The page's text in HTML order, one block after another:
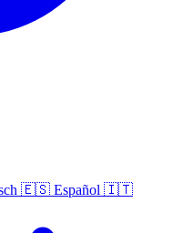
🇪🇸 Español 🇮🇹